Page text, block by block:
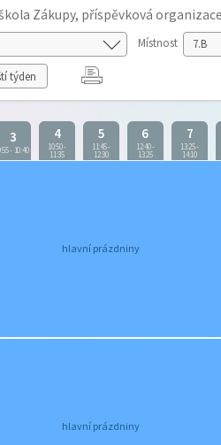
Zákupy, příspěvková
Místnost
týden
3
- 10:40
4
10:50-
11:35
5
11:45-
12:30
6
12:40-
13:25
7
13:25-
14:10
hlavní prázdniny
hlavní prázdniny